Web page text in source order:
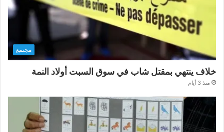
مجتمع
خلاف ينتهي بمقتل شاب في سوق السبت أولاد النمة
منذ 3 أيام